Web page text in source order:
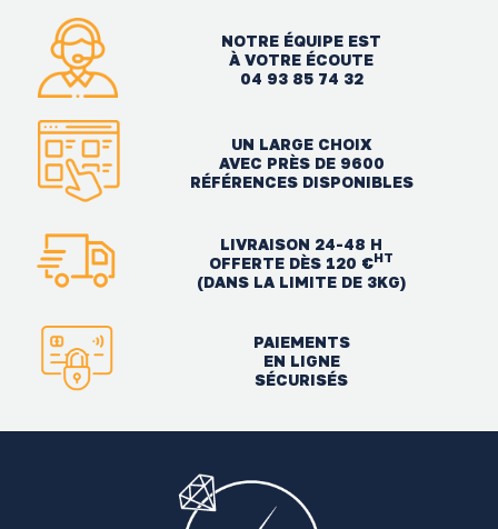
NOTRE ÉQUIPE EST
À VOTRE ÉCOUTE
04 93 85 74 32
UN LARGE CHOIX
AVEC PRÈS DE 9600
RÉFÉRENCES DISPONIBLES
LIVRAISON 24-48 H
OFFERTE DÈS 120 €HT
(DANS LA LIMITE DE 3KG)
PAIEMENTS
EN LIGNE
SÉCURISÉS